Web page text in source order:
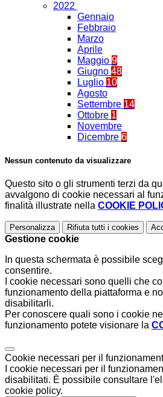
2022
Gennaio
Febbraio
Marzo
Aprile
Maggio 9
Giugno 48
Luglio 10
Agosto
Settembre 14
Ottobre 1
Novembre
Dicembre 6
Nessun contenuto da visualizzare
Questo sito o gli strumenti terzi da
avvalgono di cookie necessari al
finalità illustrate nella COOKIE
Personalizza Rifiuta tutti i cookies
Gestione cookie
In questa schermata è possibile
consentire.
I cookie necessari sono quelli che
funzionamento della piattaforma e
disabilitarli.
Per conoscere quali sono i cookie
funzionamento potete visionare la
Cookie necessari per il
I cookie necessari per il
disabilitati. È possibile consultare
cookie policy.